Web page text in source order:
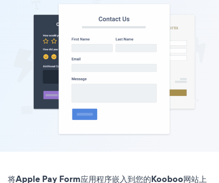
将Apple Pay Form应用程序嵌入到您的Kooboo网站上